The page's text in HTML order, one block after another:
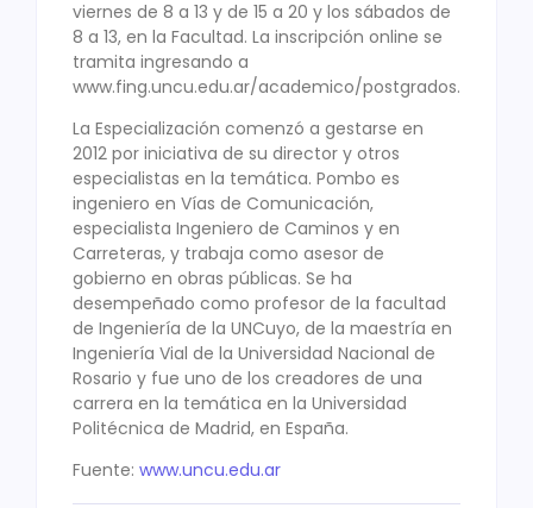
viernes de 8 a 13 y de 15 a 20 y los sábados de
8 a 13, en la Facultad. La inscripción online se
tramita ingresando a
www.fing.uncu.edu.ar/academico/postgrados.
La Especialización comenzó a gestarse en
2012 por iniciativa de su director y otros
especialistas en la temática. Pombo es
ingeniero en Vías de Comunicación,
especialista Ingeniero de Caminos y en
Carreteras, y trabaja como asesor de
gobierno en obras públicas. Se ha
desempeñado como profesor de la facultad
de Ingeniería de la UNCuyo, de la maestría en
Ingeniería Vial de la Universidad Nacional de
Rosario y fue uno de los creadores de una
carrera en la temática en la Universidad
Politécnica de Madrid, en España.
Fuente: www.uncu.edu.ar